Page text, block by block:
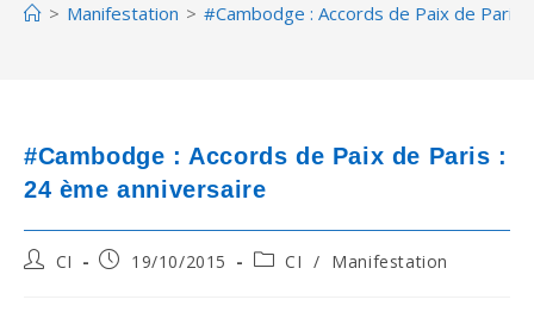
> Manifestation > #Cambodge : Accords de Paix de Paris
#Cambodge : Accords de Paix de Paris :
24 ème anniversaire
PostCI
Post19/10/2015
PostCI / Manifestation